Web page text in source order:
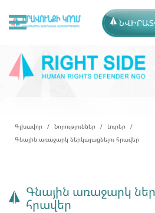
Գլխավոր Նորություններ
Լուրեր
Գնային առաջարկ ներկայացնելու հրավեր
Գնային առաջարկ
հրավեր